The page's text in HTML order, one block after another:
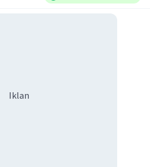
Iklan